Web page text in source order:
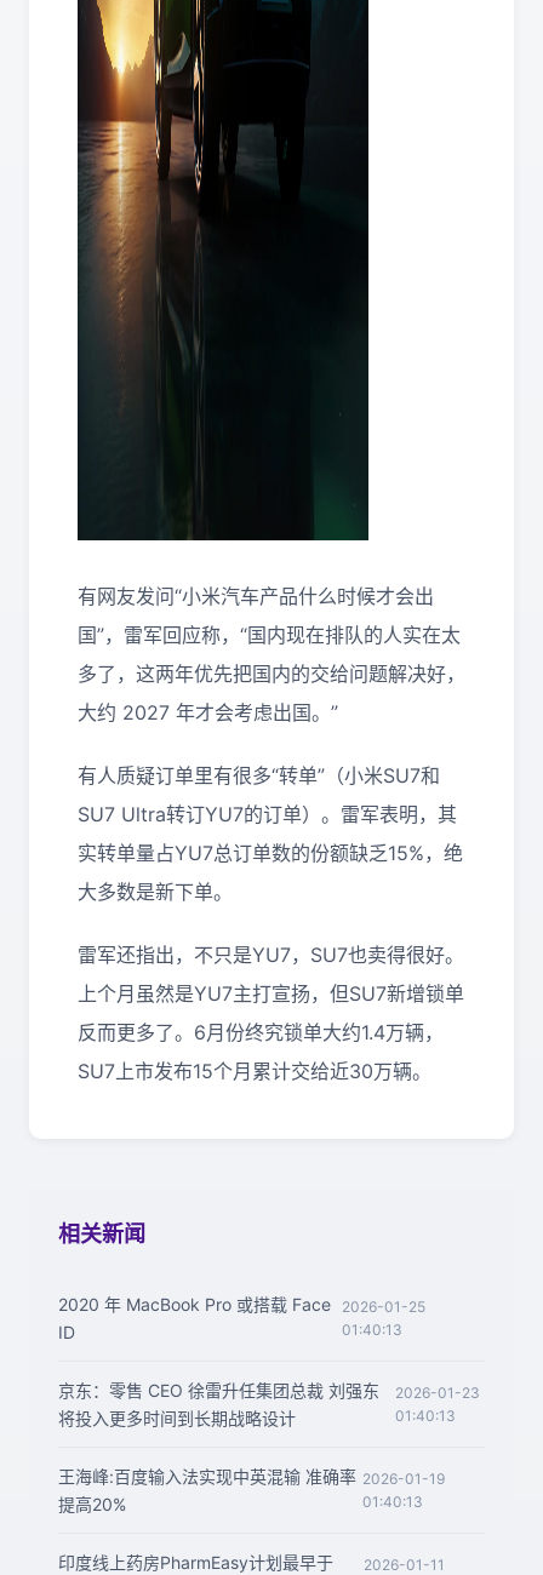
有网友发问“小米汽车产品什么时候才会出
国”，雷军回应称，“国内现在排队的人实在太
多了，这两年优先把国内的交给问题解决好，
大约 2027 年才会考虑出国。”
有人质疑订单里有很多“转单”（小米SU7和
SU7 Ultra转订YU7的订单）。雷军表明，其
实转单量占YU7总订单数的份额缺乏15%，绝
大多数是新下单。
雷军还指出，不只是YU7，SU7也卖得很好。
上个月虽然是YU7主打宣扬，但SU7新增锁单
反而更多了。6月份终究锁单大约1.4万辆，
SU7上市发布15个月累计交给近30万辆。
相关新闻
2020 年 MacBook Pro 或搭载 Face
ID
2026-01-25
01:40:13
京东：零售 CEO 徐雷升任集团总裁 刘强东
将投入更多时间到长期战略设计
2026-01-23
01:40:13
王海峰:百度输入法实现中英混输 准确率
提高20%
2026-01-19
01:40:13
印度线上药房PharmEasy计划最早于
2026-01-11